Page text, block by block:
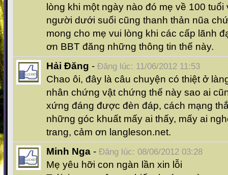
lòng khi một ngày nào đó mẹ về 100
người dưới suối cũng thanh thản nũa
mong cho mẹ vui lòng khi các cấp lãnh
ơn BBT đăng những thông tin thế này.
Hải Đăng - Đăng lúc: 11/06/2012 11:53
Chao ôi, đây là câu chuyện có thiệt ở
nhân chứng vật chứng thế này sao ai
xứng đáng được đèn đáp, cách mạng
những góc khuất mấy ai thấy, mấy ai
trang, cảm ơn langleson.net.
Minh Nga - Đăng lúc: 08/06/2012 03:28
Mẹ yêu hỡi con ngàn lần xin lỗi